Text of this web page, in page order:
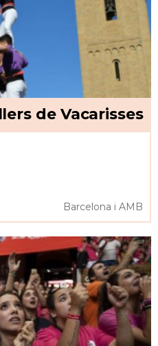
de Vacarisses
Barcelona i AMB